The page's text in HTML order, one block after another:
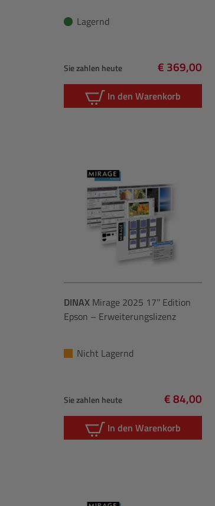
Lagernd
Sie zahlen heute
Regulärer
€ 369,00
In den Warenkorb
DINAX Mirage 2025 17'' Edition
Epson – Erweiterungslizenz
Nicht Lagernd
Sie zahlen heute
Regulärer
€ 84,00
In den Warenkorb